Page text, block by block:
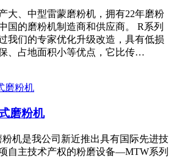
大、中型雷蒙磨粉机，拥有22年磨粉
国的磨粉机制造商和供应商。 R系列
我们的专家优化升级改造，具有低损
、占地面积小等优点，它比传…
磨粉机
机是我公司新近推出具有国际先进技
自主技术产权的粉磨设备—MTW系列